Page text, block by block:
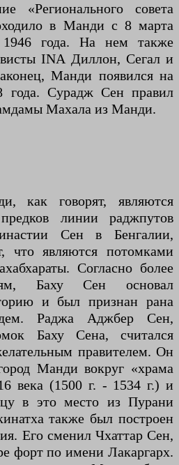
«Регионального совета
в Манди с 8 марта
года. На нем также
INA Диллон, Сегал и
Манди появился на
года. Сурадж Сен правил
Махала из Манди.
как говорят, являются
линии раджпутов
Сен в Бенгалии,
что являются потомками
Согласно более
Баху Сен основал
и был признан рана
Раджа Аджбер Сен,
Баху Сена, считался
правителем. Он
Манди вокруг «храма
века (1500 г. - 1534 г.) и
в это место из Пурани
также был построен
Его сменил Чхаттар Сен,
форт по имени Лакаргарх.